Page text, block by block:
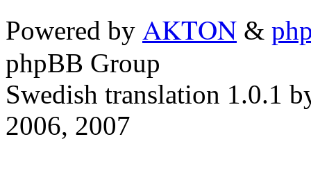
Powered by AKTON &
phpBB Group
Swedish translation 1.0.1
2006, 2007